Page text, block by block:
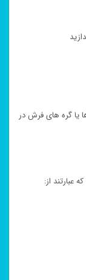
یا گره های فرش در